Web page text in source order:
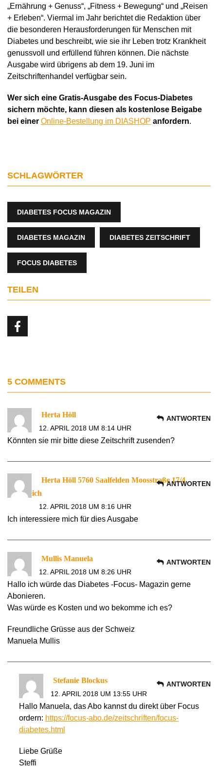
„Ernährung + Genuss“, „Fitness + Bewegung“ und „Reisen
+ Erleben“. Viermal im Jahr berichtet die Redaktion über
die besonderen Herausforderungen für Menschen mit
Diabetes und beschreibt, wie sie ihr Leben trotz Krankheit
genussvoll und erfüllend führen können. Die nächste
Ausgabe wird übrigens ab dem 19. Juni im
Zeitschriftenhandel verfügbar sein.
Wer sich eine Gratis-Ausgabe des Focus-Diabetes
sichern möchte, kann diesen als kostenlose Beigabe
bei einer Online-Bestellung im DIASHOP anfordern.
SCHLAGWÖRTER
DIABETES FOCUS MAGAZIN
DIABETES MAGAZIN DIABETES ZEITSCHRIFT
FOCUS DIABETES
TEILEN
5 COMMENTS
Herta Höll
12. APRIL 2018 UM 8:14 UHR
Könnten sie mir bitte diese Zeitschrift zusenden?
ANTWORTEN
Herta Höll 5760 Saalfelden Moosstraße 17/4
Österreich
12. APRIL 2018 UM 8:16 UHR
Ich interessiere mich für dies Ausgabe
ANTWORTEN
Mullis Manuela
12. APRIL 2018 UM 8:26 UHR
Hallo ich würde das Diabetes -Focus- Magazin gerne
Abonieren.
Was würde es Kosten und wo bekomme ich es?
Freundliche Grüsse aus der Schweiz
Manuela Mullis
ANTWORTEN
Stefanie Blockus
12. APRIL 2018 UM 13:55 UHR
Hallo Manuela, das Abo kannst du direkt über Focus
ordern: https://focus-abo.de/zeitschriften/focus-
diabetes.html
Liebe Grüße
Steffi
ANTWORTEN